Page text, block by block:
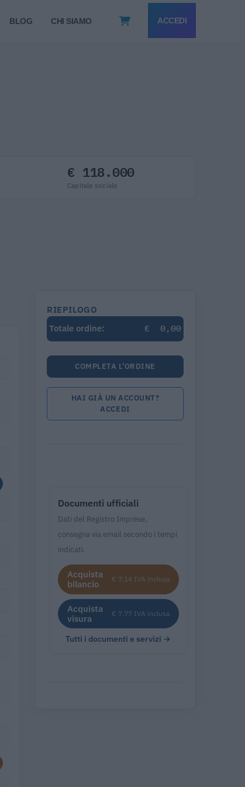
BLOG CHI SIAMO ACCEDI
€ 118.000
Capitale sociale
RIEPILOGO
Totale ordine:
€ 0,00
COMPLETA L'ORDINE
HAI GIÀ UN ACCOUNT?
ACCEDI
Documenti ufficiali
Dati del Registro Imprese,
consegna via email secondo i tempi
indicati.
Acquista
bilancio
€ 7,14 IVA inclusa
Acquista
visura
€ 7,77 IVA inclusa
Tutti i documenti e servizi →